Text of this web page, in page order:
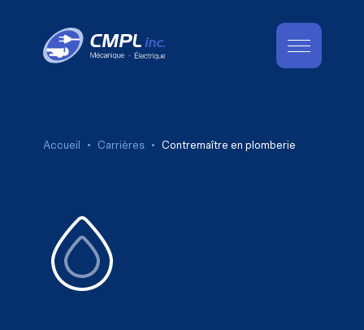
Accueil Carrières Contremaître en plomberie